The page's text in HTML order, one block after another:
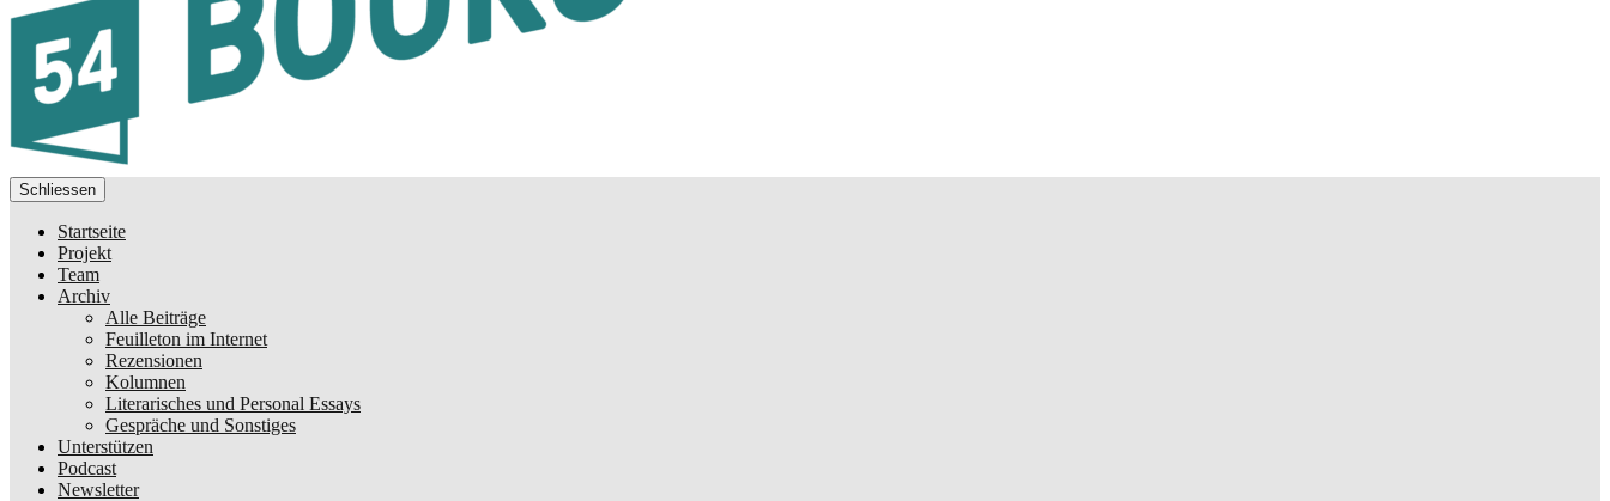
Schliessen
Startseite
Projekt
Team
Archiv
Alle Beiträge
Feuilleton im Internet
Rezensionen
Kolumnen
Literarisches und Personal Essays
Gespräche und Sonstiges
Unterstützen
Podcast
Newsletter